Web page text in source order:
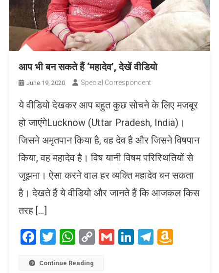
आप भी बन सकते हैं ‘महादेव’, देखें वीडियो
June 19, 2020 Special Correspondent
ये वीडियो देखकर आप बहुत कुछ सोचने के लिए मजबूर
हो जाएंगेLucknow (Uttar Pradesh, India)।
जिसने अमृतपान किया है, वह देव है और जिसने विषपान
किया, वह महादेव है। विष यानी विषम परिस्थितियों से
जूझना। ऐसा करने वाल हर व्यक्ति महादेव बन सकता
है। देखते हैं ये वीडियो और जानते हैं कि आजकल किस
तरह […]
Facebook
Twitter
WhatsApp
CopyGmailLinkedIn
Telegram
Continue Reading